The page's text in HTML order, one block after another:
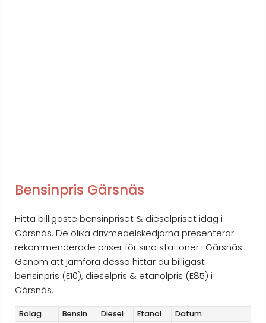
Bensinpris Gärsnäs
Hitta billigaste bensinpriset & dieselpriset idag i
Gärsnäs. De olika drivmedelskedjorna presenterar
rekommenderade priser för sina stationer i Gärsnäs.
Genom att jämföra dessa hittar du billigast
bensinpris (E10), dieselpris & etanolpris (E85) i
Gärsnäs.
Bolag Bensin Diesel Etanol
Datum